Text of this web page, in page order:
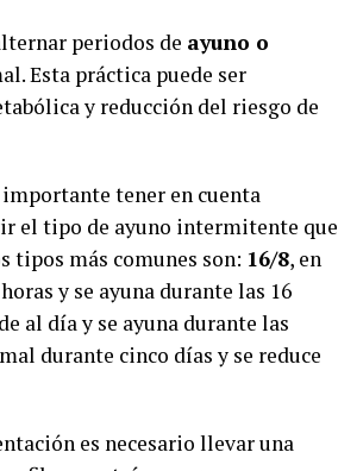
periodos de ayuno o
Esta práctica puede ser
y reducción del riesgo de
tener en cuenta
el tipo de ayuno intermitente que
tipos más comunes son: 16/8, en
y se ayuna durante las 16
al día y se ayuna durante las
durante cinco días y se reduce
es necesario llevar una